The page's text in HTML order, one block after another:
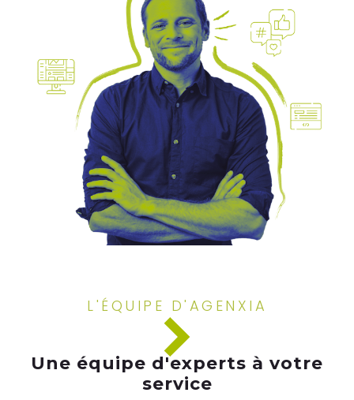
L'ÉQUIPE D'AGENXIA
Une équipe d'experts à votre
service